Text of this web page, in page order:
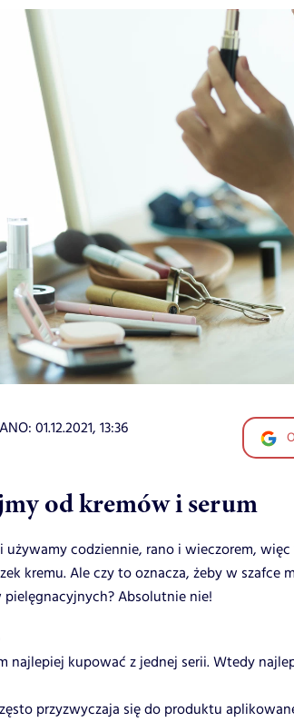
01.12.2021, 13:36
od kremów i serum
używamy codziennie, rano i wieczorem,
kremu. Ale czy to oznacza, żeby w szafce
Absolutnie nie!
najlepiej kupować z jednej serii. Wtedy
przyzwyczaja się do produktu